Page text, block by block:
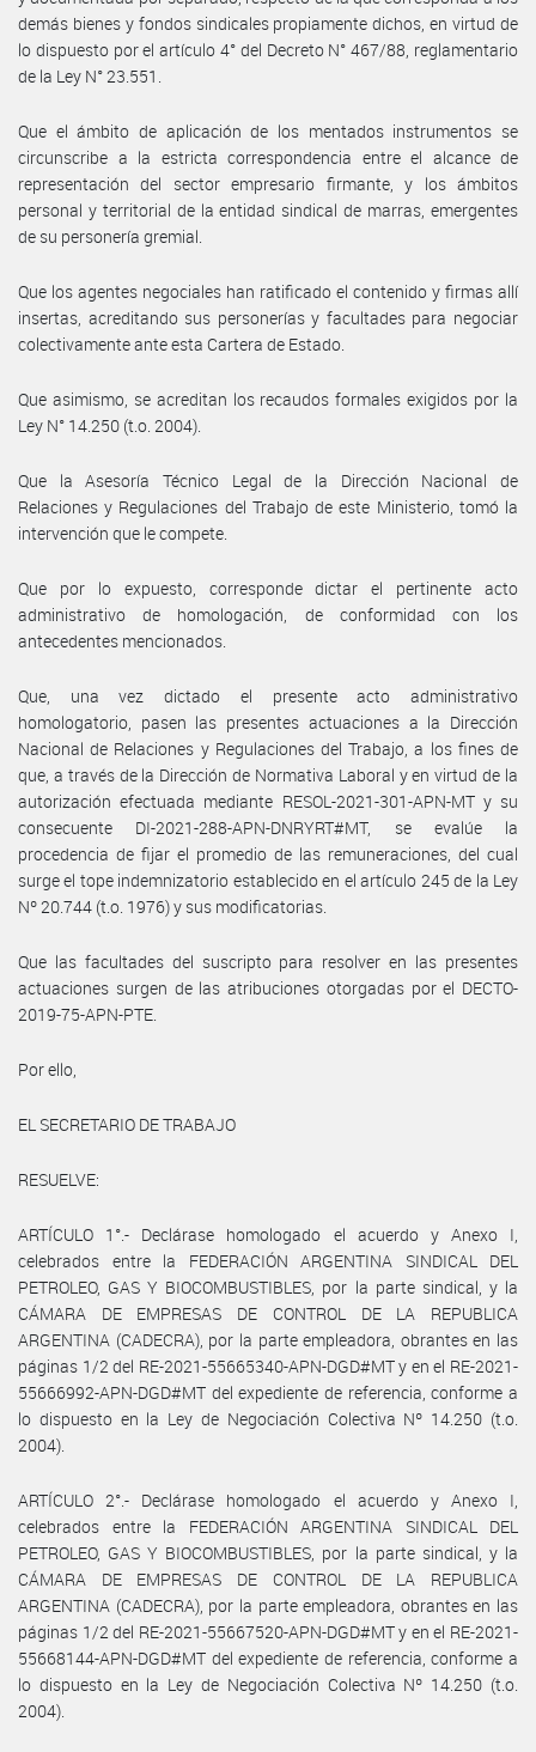
demás bienes y fondos sindicales propiamente dichos, en virtud de
lo dispuesto por el artículo 4° del Decreto N° 467/88, reglamentario
de la Ley N° 23.551.
Que el ámbito de aplicación de los mentados instrumentos se
circunscribe a la estricta correspondencia entre el alcance de
representación del sector empresario firmante, y los ámbitos
personal y territorial de la entidad sindical de marras, emergentes
de su personería gremial.
Que los agentes negociales han ratificado el contenido y firmas allí
insertas, acreditando sus personerías y facultades para negociar
colectivamente ante esta Cartera de Estado.
Que asimismo, se acreditan los recaudos formales exigidos por la
Ley N° 14.250 (t.o. 2004).
Que la Asesoría Técnico Legal de la Dirección Nacional de
Relaciones y Regulaciones del Trabajo de este Ministerio, tomó la
intervención que le compete.
Que por lo expuesto, corresponde dictar el pertinente acto
administrativo de homologación, de conformidad con los
antecedentes mencionados.
Que, una vez dictado el presente acto administrativo
homologatorio, pasen las presentes actuaciones a la Dirección
Nacional de Relaciones y Regulaciones del Trabajo, a los fines de
que, a través de la Dirección de Normativa Laboral y en virtud de la
autorización efectuada mediante RESOL-2021-301-APN-MT y su
consecuente DI-2021-288-APN-DNRYRT#MT, se evalúe la
procedencia de fijar el promedio de las remuneraciones, del cual
surge el tope indemnizatorio establecido en el artículo 245 de la Ley
Nº 20.744 (t.o. 1976) y sus modificatorias.
Que las facultades del suscripto para resolver en las presentes
actuaciones surgen de las atribuciones otorgadas por el DECTO-
2019-75-APN-PTE.
Por ello,
EL SECRETARIO DE TRABAJO
RESUELVE:
ARTÍCULO 1°.- Declárase homologado el acuerdo y Anexo I,
celebrados entre la FEDERACIÓN ARGENTINA SINDICAL DEL
PETROLEO, GAS Y BIOCOMBUSTIBLES, por la parte sindical, y la
CÁMARA DE EMPRESAS DE CONTROL DE LA REPUBLICA
ARGENTINA (CADECRA), por la parte empleadora, obrantes en las
páginas 1/2 del RE-2021-55665340-APN-DGD#MT y en el RE-2021-
55666992-APN-DGD#MT del expediente de referencia, conforme a
lo dispuesto en la Ley de Negociación Colectiva Nº 14.250 (t.o.
2004).
ARTÍCULO 2°.- Declárase homologado el acuerdo y Anexo I,
celebrados entre la FEDERACIÓN ARGENTINA SINDICAL DEL
PETROLEO, GAS Y BIOCOMBUSTIBLES, por la parte sindical, y la
CÁMARA DE EMPRESAS DE CONTROL DE LA REPUBLICA
ARGENTINA (CADECRA), por la parte empleadora, obrantes en las
páginas 1/2 del RE-2021-55667520-APN-DGD#MT y en el RE-2021-
55668144-APN-DGD#MT del expediente de referencia, conforme a
lo dispuesto en la Ley de Negociación Colectiva Nº 14.250 (t.o.
2004).